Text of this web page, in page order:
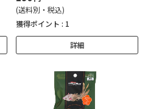
(送料別・税込)
獲得ポイント : 1
詳細